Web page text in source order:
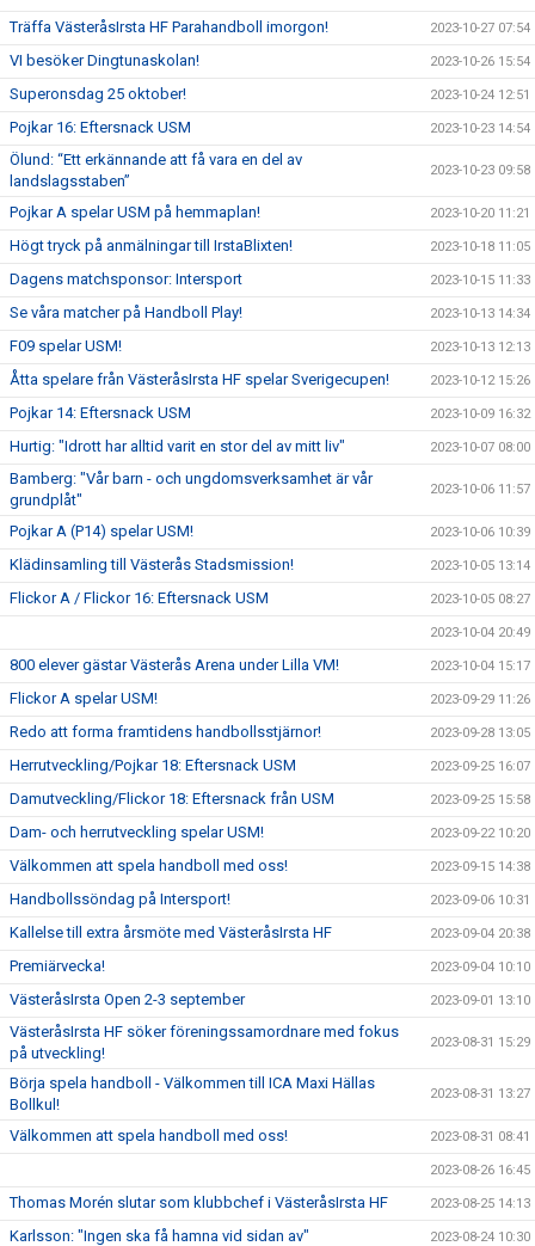
Träffa VästeråsIrsta HF Parahandboll imorgon! 2023-10-27 07:54
VI besöker Dingtunaskolan! 2023-10-26 15:54
Superonsdag 25 oktober! 2023-10-24 12:51
Pojkar 16: Eftersnack USM 2023-10-23 14:54
Ölund: “Ett erkännande att få vara en del av
landslagsstaben”
2023-10-23 09:58
Pojkar A spelar USM på hemmaplan! 2023-10-20 11:21
Högt tryck på anmälningar till IrstaBlixten! 2023-10-18 11:05
Dagens matchsponsor: Intersport 2023-10-15 11:33
Se våra matcher på Handboll Play! 2023-10-13 14:34
F09 spelar USM! 2023-10-13 12:13
Åtta spelare från VästeråsIrsta HF spelar Sverigecupen! 2023-10-12 15:26
Pojkar 14: Eftersnack USM 2023-10-09 16:32
Hurtig: "Idrott har alltid varit en stor del av mitt liv" 2023-10-07 08:00
Bamberg: "Vår barn - och ungdomsverksamhet är vår
grundplåt"
2023-10-06 11:57
Pojkar A (P14) spelar USM! 2023-10-06 10:39
Klädinsamling till Västerås Stadsmission! 2023-10-05 13:14
Flickor A / Flickor 16: Eftersnack USM 2023-10-05 08:27
2023-10-04 20:49
800 elever gästar Västerås Arena under Lilla VM! 2023-10-04 15:17
Flickor A spelar USM! 2023-09-29 11:26
Redo att forma framtidens handbollsstjärnor! 2023-09-28 13:05
Herrutveckling/Pojkar 18: Eftersnack USM 2023-09-25 16:07
Damutveckling/Flickor 18: Eftersnack från USM 2023-09-25 15:58
Dam- och herrutveckling spelar USM! 2023-09-22 10:20
Välkommen att spela handboll med oss! 2023-09-15 14:38
Handbollssöndag på Intersport! 2023-09-06 10:31
Kallelse till extra årsmöte med VästeråsIrsta HF 2023-09-04 20:38
Premiärvecka! 2023-09-04 10:10
VästeråsIrsta Open 2-3 september 2023-09-01 13:10
VästeråsIrsta HF söker föreningssamordnare med fokus
på utveckling!
2023-08-31 15:29
Börja spela handboll - Välkommen till ICA Maxi Hällas
Bollkul!
2023-08-31 13:27
Välkommen att spela handboll med oss! 2023-08-31 08:41
2023-08-26 16:45
Thomas Morén slutar som klubbchef i VästeråsIrsta HF 2023-08-25 14:13
Karlsson: "Ingen ska få hamna vid sidan av" 2023-08-24 10:30